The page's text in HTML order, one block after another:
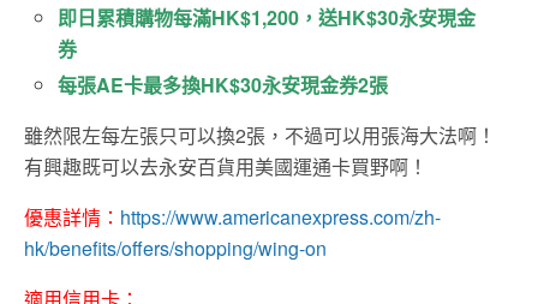
即日累積購物每滿HK$1,200，送HK$30永安現金
券
每張AE卡最多換HK$30永安現金券2張
雖然限左每左張只可以換2張，不過可以用張海大法啊！
有興趣既可以去永安百貨用美國運通卡買野啊！
優惠詳情： https://www.americanexpress.com/zh-
hk/benefits/offers/shopping/wing-on